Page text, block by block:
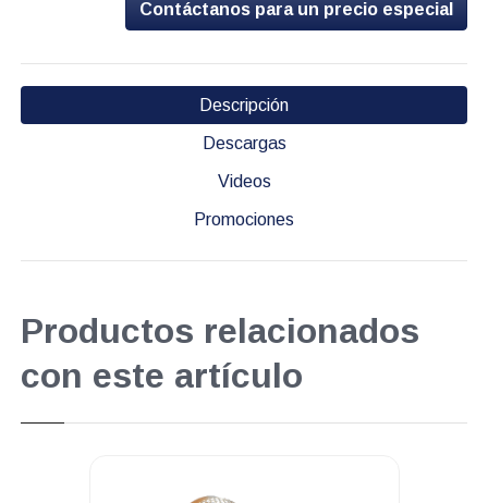
Contáctanos para un precio especial
Descripción
Descargas
Videos
Promociones
Productos relacionados
con este artículo